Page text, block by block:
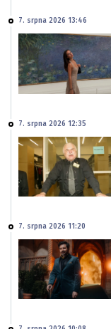
7. srpna 2026 13:46
7. srpna 2026 12:35
7. srpna 2026 11:20